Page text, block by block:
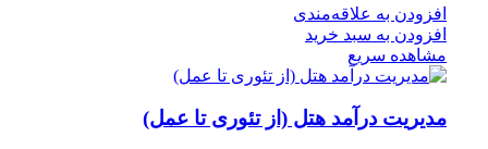
افزودن به علاقه‌مندی
افزودن به سبد خرید
مشاهده سریع
مدیریت درآمد هتل (از تئوری تا عمل)